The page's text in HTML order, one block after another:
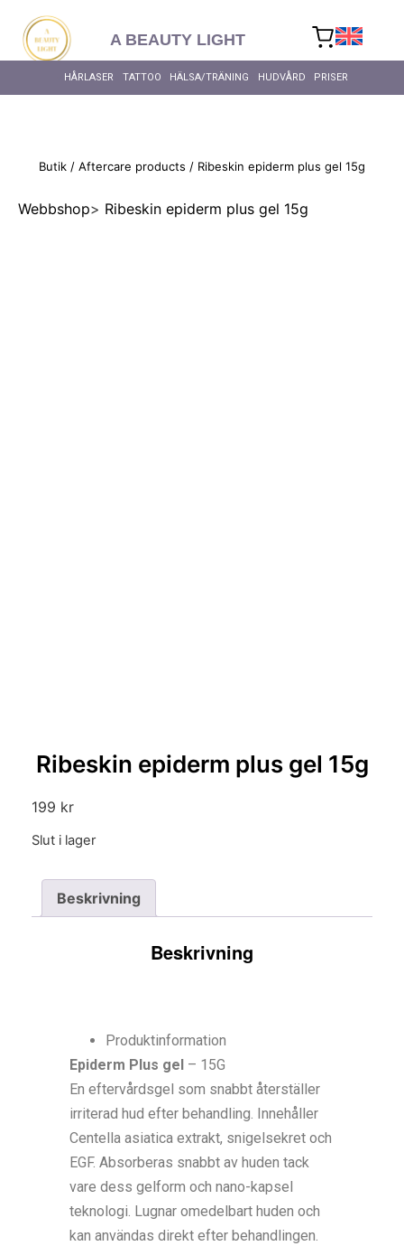
content
A BEAUTY LIGHT
HÅRLASER TATTOO HÄLSA/TRÄNING HUDVÅRD PRISER
Butik / Aftercare products / Ribeskin epiderm plus gel 15g
Webbshop> Ribeskin epiderm plus gel 15g
Ribeskin epiderm plus gel 15g
199 kr
Slut i lager
Beskrivning
Beskrivning
Produktinformation
Epiderm Plus gel – 15G
En eftervårdsgel som snabbt återställer
irriterad hud efter behandling. Innehåller
Centella asiatica extrakt, snigelsekret och
EGF. Absorberas snabbt av huden tack
vare dess gelform och nano-kapsel
teknologi. Lugnar omedelbart huden och
kan användas direkt efter behandlingen.